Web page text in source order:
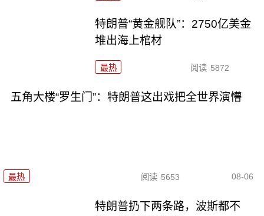
特朗普“黄金舰队”：2750亿美金
堆出海上棺材
最热 阅读 5872
五角大楼“罗生门”：特朗普这出戏把全世界演懵
最热 阅读 5653 08-06
特朗普扔下两条路，波斯都不